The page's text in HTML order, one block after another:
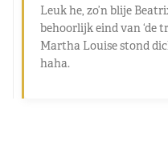
Leuk he, zo’n blije
behoorlijk eind van ‘de
Martha Louise stond
haha.